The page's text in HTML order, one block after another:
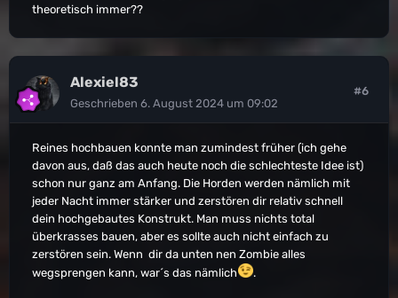
theoretisch immer??
Alexiel83
Geschrieben 6. August 2024 um 09:02
#6
Reines hochbauen konnte man zumindest früher (ich gehe
davon aus, daß das auch heute noch die schlechteste Idee ist)
schon nur ganz am Anfang. Die Horden werden nämlich mit
jeder Nacht immer stärker und zerstören dir relativ schnell
dein hochgebautes Konstrukt. Man muss nichts total
überkrasses bauen, aber es sollte auch nicht einfach zu
zerstören sein. Wenn dir da unten nen Zombie alles
wegsprengen kann, war´s das nämlich
.